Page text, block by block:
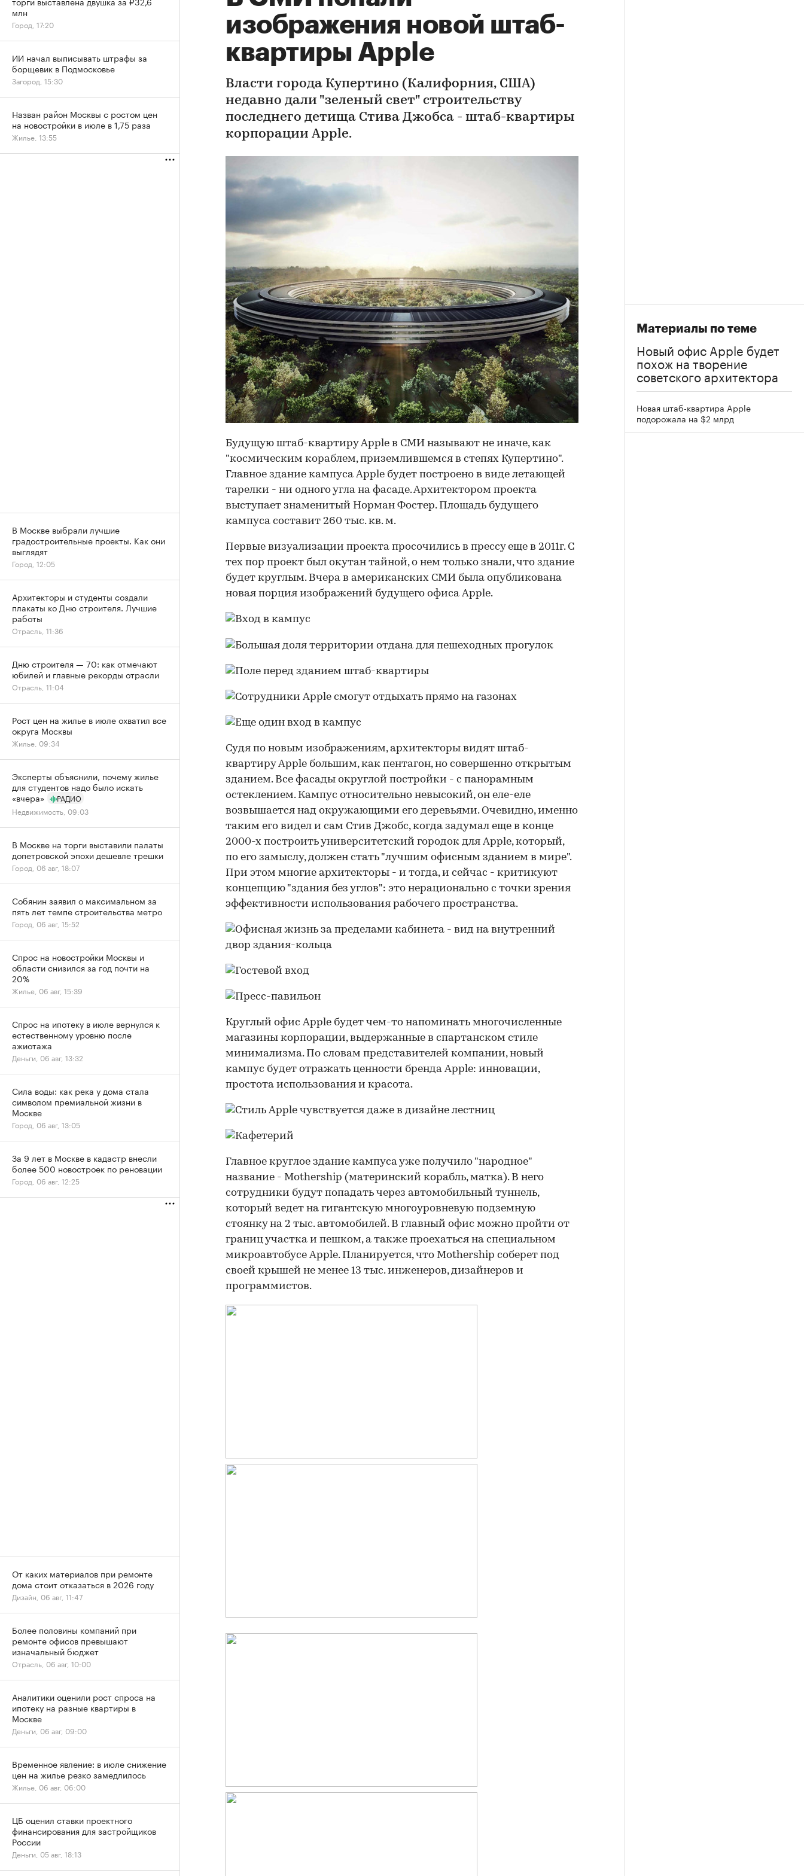
изображения новой штаб-
квартиры Apple
Власти города Купертино (Калифорния, США)
недавно дали "зеленый свет" строительству
последнего детища Стива Джобса - штаб-квартиры
корпорации Apple.
Будущую штаб-квартиру Apple в СМИ называют не иначе, как
"космическим кораблем, приземлившемся в степях Купертино".
Главное здание кампуса Apple будет построено в виде летающей
тарелки - ни одного угла на фасаде. Архитектором проекта
выступает знаменитый Норман Фостер. Площадь будущего
кампуса составит 260 тыс. кв. м.
Первые визуализации проекта просочились в прессу еще в 2011г. С
тех пор проект был окутан тайной, о нем только знали, что здание
будет круглым. Вчера в американских СМИ была опубликована
новая порция изображений будущего офиса Apple.
00:00 00:00
Судя по новым изображениям, архитекторы видят штаб-
квартиру Apple большим, как пентагон, но совершенно открытым
зданием. Все фасады округлой постройки - с панорамным
остеклением. Кампус относительно невысокий, он еле-еле
возвышается над окружающими его деревьями. Очевидно, именно
таким его видел и сам Стив Джобс, когда задумал еще в конце
2000-х построить университетский городок для Apple, который,
по его замыслу, должен стать "лучшим офисным зданием в мире".
При этом многие архитекторы - и тогда, и сейчас - критикуют
концепцию "здания без углов": это нерационально с точки зрения
эффективности использования рабочего пространства.
Круглый офис Apple будет чем-то напоминать многочисленные
магазины корпорации, выдержанные в спартанском стиле
минимализма. По словам представителей компании, новый
кампус будет отражать ценности бренда Apple: инновации,
простота использования и красота.
Главное круглое здание кампуса уже получило "народное"
название - Mothership (материнский корабль, матка). В него
сотрудники будут попадать через автомобильный туннель,
который ведет на гигантскую многоуровневую подземную
стоянку на 2 тыс. автомобилей. В главный офис можно пройти от
границ участка и пешком, а также проехаться на специальном
микроавтобусе Apple. Планируется, что Mothership соберет под
своей крышей не менее 13 тыс. инженеров, дизайнеров и
программистов.
Материалы по теме
Новый офис Apple будет
похож на творение
советского архитектора
Новая штаб-квартира Apple
подорожала на $2 млрд
млн
Город, 17:20
ИИ начал выписывать штрафы за
борщевик в Подмосковье
Загород, 15:30
Назван район Москвы с ростом цен
на новостройки в июле в 1,75 раза
Жилье, 13:55
В Москве выбрали лучшие
градостроительные проекты. Как они
выглядят
Город, 12:05
Архитекторы и студенты создали
плакаты ко Дню строителя. Лучшие
работы
Отрасль, 11:36
Дню строителя — 70: как отмечают
юбилей и главные рекорды отрасли
Отрасль, 11:04
Рост цен на жилье в июле охватил все
округа Москвы
Жилье, 09:34
Эксперты объяснили, почему жилье
для студентов надо было искать
«вчера»
РАДИО
Недвижимость, 09:03
В Москве на торги выставили палаты
допетровской эпохи дешевле трешки
Город, 06 авг, 18:07
Собянин заявил о максимальном за
пять лет темпе строительства метро
Город, 06 авг, 15:52
Спрос на новостройки Москвы и
области снизился за год почти на
20%
Жилье, 06 авг, 15:39
Спрос на ипотеку в июле вернулся к
естественному уровню после
ажиотажа
Деньги, 06 авг, 13:32
Сила воды: как река у дома стала
символом премиальной жизни в
Москве
Город, 06 авг, 13:05
За 9 лет в Москве в кадастр внесли
более 500 новостроек по реновации
Город, 06 авг, 12:25
От каких материалов при ремонте
дома стоит отказаться в 2026 году
Дизайн, 06 авг, 11:47
Более половины компаний при
ремонте офисов превышают
изначальный бюджет
Отрасль, 06 авг, 10:00
Аналитики оценили рост спроса на
ипотеку на разные квартиры в
Москве
Деньги, 06 авг, 09:00
Временное явление: в июле снижение
цен на жилье резко замедлилось
Жилье, 06 авг, 06:00
ЦБ оценил ставки проектного
финансирования для застройщиков
России
Деньги, 05 авг, 18:13